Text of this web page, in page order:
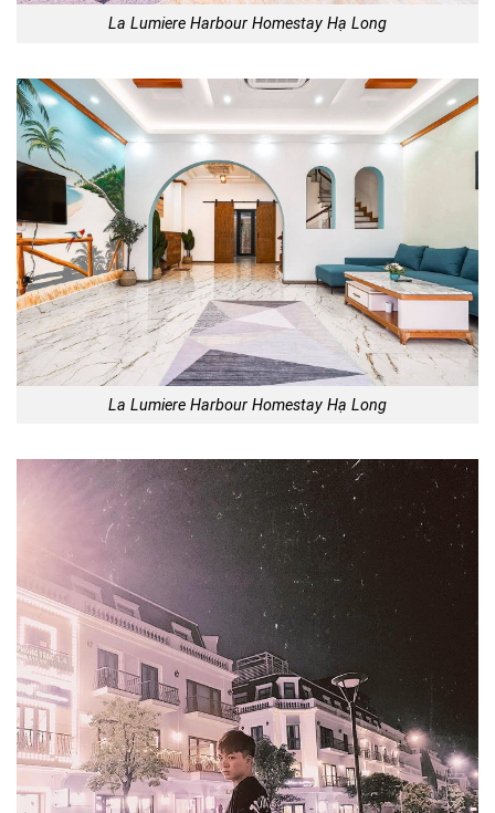
La Lumiere Harbour Homestay Hạ Long
La Lumiere Harbour Homestay Hạ Long